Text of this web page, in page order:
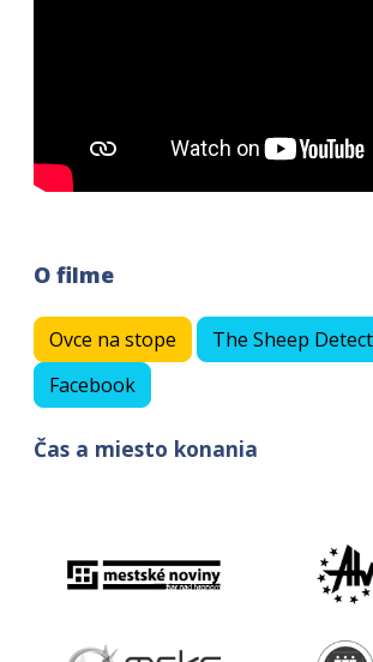
O filme
Ovce na stope
The Sheep
Facebook
Čas a miesto konania